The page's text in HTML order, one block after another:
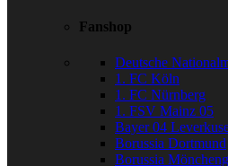
Fanshop
Deutsche
1. FC Köln
1. FC Nürnberg
1. FSV Mainz 05
Bayer 04
Borussia Dortmund
Borussia